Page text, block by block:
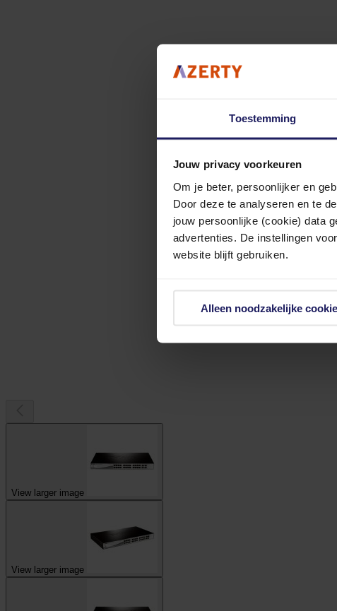
Toestemming
Jouw privacy voorkeuren
Om je beter, persoonlijker en
Door deze te analyseren en te
jouw persoonlijke (cookie) data
advertenties. De instellingen
website blijft gebruiken.
Alleen noodzakelijke
View larger image
View larger image